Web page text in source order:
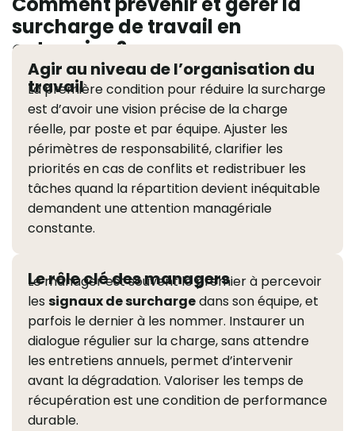
surcharge de travail en
entreprise ?
Agir au niveau de l’organisation du
travail
La première condition pour réduire la surcharge
est d’avoir une vision précise de la charge
réelle, par poste et par équipe. Ajuster les
périmètres de responsabilité, clarifier les
priorités en cas de conflits et redistribuer les
tâches quand la répartition devient inéquitable
demandent une attention managériale
constante.
Le rôle clé des managers
Le manager est souvent le premier à percevoir
les signaux de surchargedans son équipe, et
parfois le dernier à les nommer. Instaurer un
dialogue régulier sur la charge, sans attendre
les entretiens annuels, permet d’intervenir
avant la dégradation. Valoriser les temps de
récupération est une condition de performance
durable.